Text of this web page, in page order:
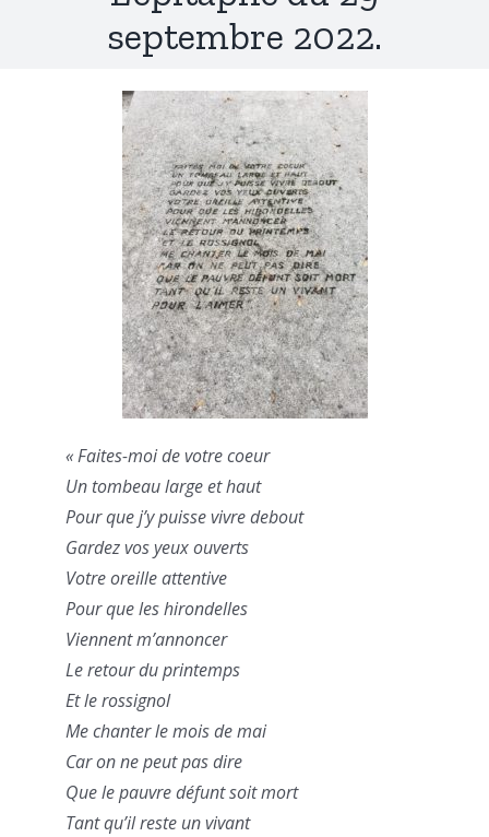
septembre 2022.
« Faites-moi de votre coeur
Un tombeau large et haut
Pour que j’y puisse vivre debout
Gardez vos yeux ouverts
Votre oreille attentive
Pour que les hirondelles
Viennent m’annoncer
Le retour du printemps
Et le rossignol
Me chanter le mois de mai
Car on ne peut pas dire
Que le pauvre défunt soit mort
Tant qu’il reste un vivant